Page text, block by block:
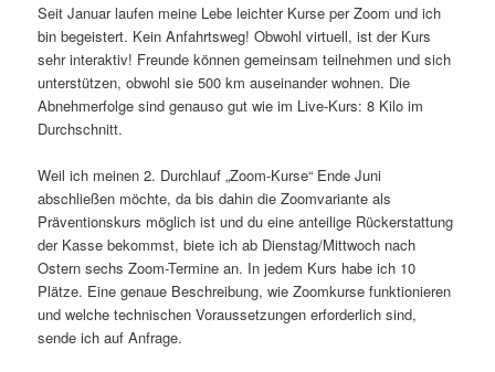
Seit Januar laufen meine Lebe leichter Kurse per Zoom und ich
bin begeistert. Kein Anfahrtsweg! Obwohl virtuell, ist der Kurs
sehr interaktiv! Freunde können gemeinsam teilnehmen und sich
unterstützen, obwohl sie 500 km auseinander wohnen. Die
Abnehmerfolge sind genauso gut wie im Live-Kurs: 8 Kilo im
Durchschnitt.
Weil ich meinen 2. Durchlauf „Zoom-Kurse“ Ende Juni
abschließen möchte, da bis dahin die Zoomvariante als
Präventionskurs möglich ist und du eine anteilige Rückerstattung
der Kasse bekommst, biete ich ab Dienstag/Mittwoch nach
Ostern sechs Zoom-Termine an. In jedem Kurs habe ich 10
Plätze. Eine genaue Beschreibung, wie Zoomkurse funktionieren
und welche technischen Voraussetzungen erforderlich sind,
sende ich auf Anfrage.